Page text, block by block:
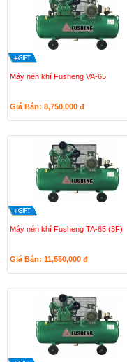
Máy nén khí Fusheng VA-65
Giá Bán: 8,750,000 đ
Máy nén khí Fusheng TA-65 (3F)
Giá Bán: 11,550,000 đ